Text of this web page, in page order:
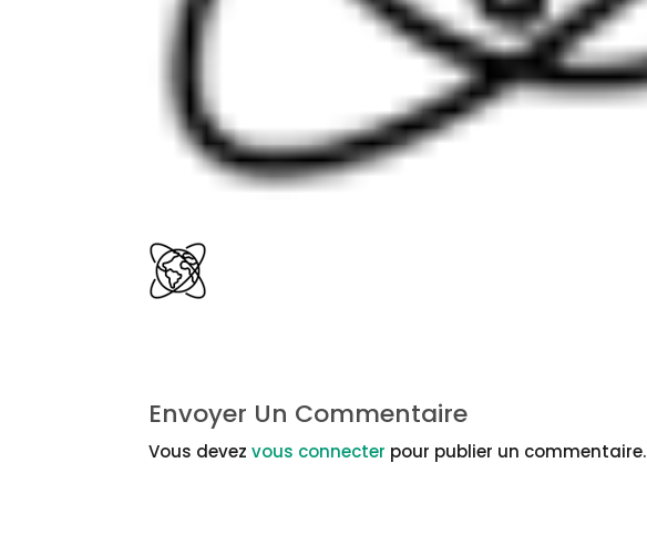
Envoyer Un Commentaire
Vous devezvous connecter pour publier un commentaire.